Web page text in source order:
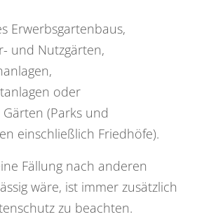
Erwerbsgartenbaus,
und Nutzgärten,
oder
(Parks und
einschließlich Friedhöfe).
Fällung nach anderen
wäre, ist immer zusätzlich
zu beachten.